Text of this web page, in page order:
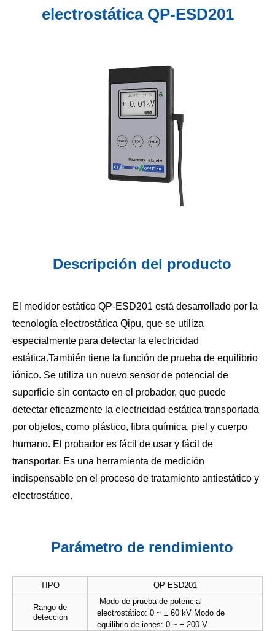
electrostática QP-ESD201
Descripción del producto
El medidor estático QP-ESD201 está desarrollado por la
tecnología electrostática Qipu, que se utiliza
especialmente para detectar la electricidad
estática.También tiene la función de prueba de equilibrio
iónico. Se utiliza un nuevo sensor de potencial de
superficie sin contacto en el probador, que puede
detectar eficazmente la electricidad estática transportada
por objetos, como plástico, fibra química, piel y cuerpo
humano. El probador es fácil de usar y fácil de
transportar. Es una herramienta de medición
indispensable en el proceso de tratamiento antiestático y
electrostático.
Parámetro de rendimiento
TIPO QP-ESD201
Rango de
detección
Modo de prueba de potencial
electrostático: 0 ~ ± 60 kV Modo de
equilibrio de iones: 0 ~ ± 200 V